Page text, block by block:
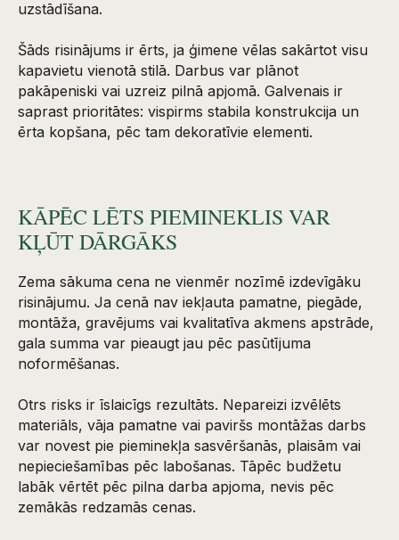
uzstādīšana.
Šāds risinājums ir ērts, ja ģimene vēlas sakārtot visu
kapavietu vienotā stilā. Darbus var plānot
pakāpeniski vai uzreiz pilnā apjomā. Galvenais ir
saprast prioritātes: vispirms stabila konstrukcija un
ērta kopšana, pēc tam dekoratīvie elementi.
KĀPĒC LĒTS PIEMINEKLIS VAR
KĻŪT DĀRGĀKS
Zema sākuma cena ne vienmēr nozīmē izdevīgāku
risinājumu. Ja cenā nav iekļauta pamatne, piegāde,
montāža, gravējums vai kvalitatīva akmens apstrāde,
gala summa var pieaugt jau pēc pasūtījuma
noformēšanas.
Otrs risks ir īslaicīgs rezultāts. Nepareizi izvēlēts
materiāls, vāja pamatne vai paviršs montāžas darbs
var novest pie pieminekļa sasvēršanās, plaisām vai
nepieciešamības pēc labošanas. Tāpēc budžetu
labāk vērtēt pēc pilna darba apjoma, nevis pēc
zemākās redzamās cenas.